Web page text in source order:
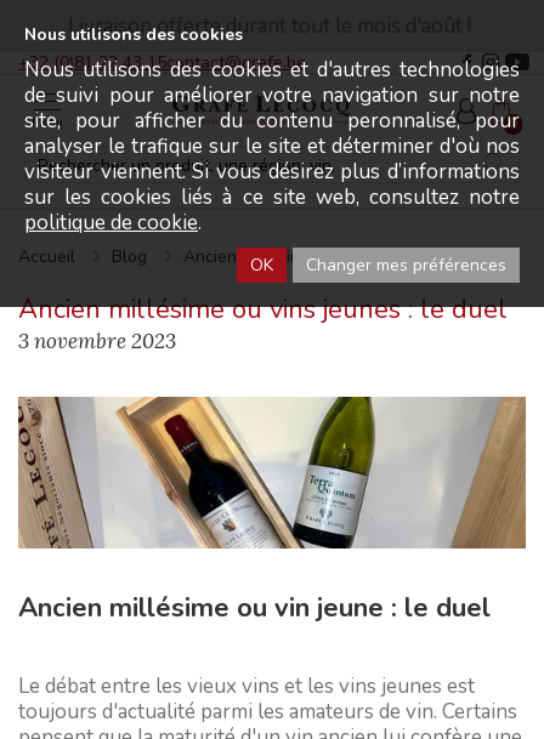
Livraison offerte durant tout le mois d'août !
+32 (0)81 22 43 15contact@grafe.be
Menu 0
Accueil Blog Ancien millésime ou vins jeunes : le duel
Ancien millésime ou vins jeunes : le duel
3 novembre 2023
Ancien millésime ou vin jeune : le duel
Le débat entre les vieux vins et les vins jeunes est
toujours d'actualité parmi les amateurs de vin. Certains
Nous utilisons des cookies
Nous utilisons des cookies et d'autres technologies
de suivi pour améliorer votre navigation sur notre
site, pour afficher du contenu peronnalisé, pour
analyser le trafique sur le site et déterminer d'où nos
visiteur viennent. Si vous désirez plus d’informations
sur les cookies liés à ce site web, consultez notre
politique de cookie.
OK Changer mes préférences